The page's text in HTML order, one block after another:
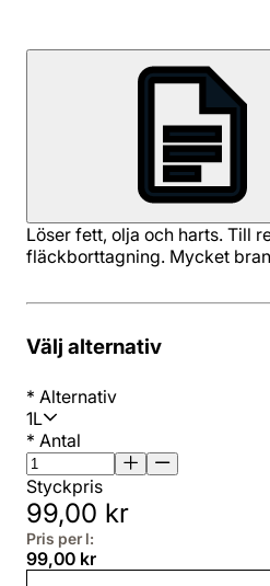
Löser fett, olja och harts. Till
fläckborttagning. Mycket
Välj alternativ
* Alternativ
1L
* Antal
Styckpris
99,00 kr
Pris per l:
99,00 kr